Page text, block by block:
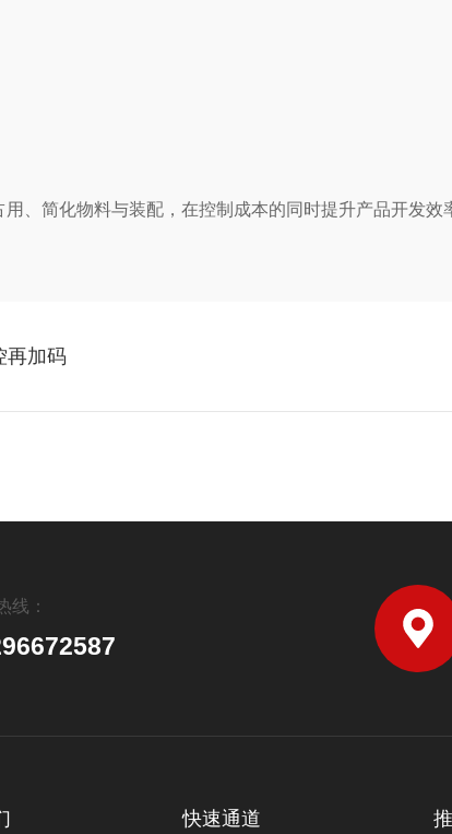
、简化物料与装配，在控制成本的同时提升产品开发效
再加码
线：
快速通道